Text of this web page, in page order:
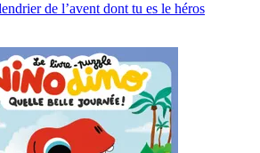
de l’avent dont tu es le héros